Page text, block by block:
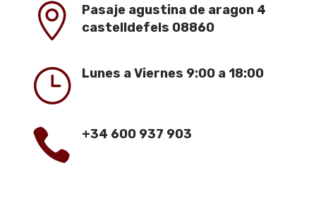

Pasaje agustina de aragon 4
castelldefels 08860
} Lunes a Viernes 9:00 a 18:00
 +34 600 937 903